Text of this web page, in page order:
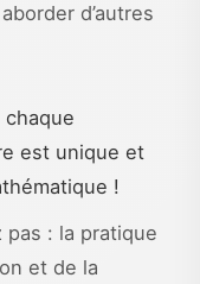
d’autres
est unique et
!
pas : la pratique
et de la